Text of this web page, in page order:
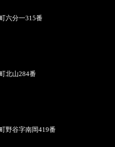
六分一315番
北山284番
野谷字南岡419番